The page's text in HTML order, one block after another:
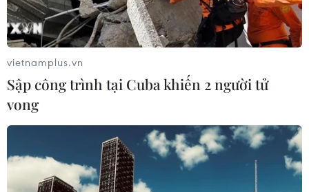
vietnamplus.vn
Sập công trình tại Cuba khiến 2 người tử
vong